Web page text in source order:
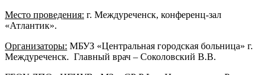
Место проведения: г. Междуреченск, конференц-зал
«Атлантик».
Организаторы: МБУЗ «Центральная городская больница» г.
Междуреченск. Главный врач – Соколовский В.В.